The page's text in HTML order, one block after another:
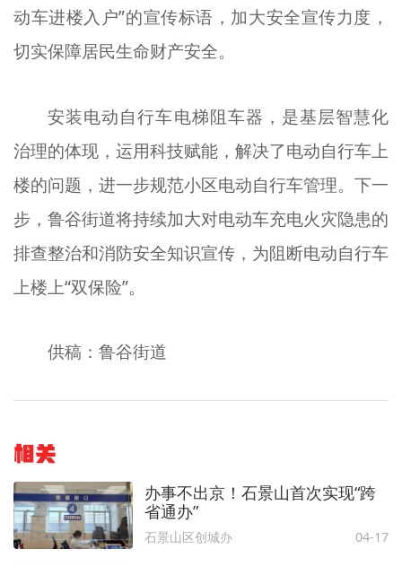
动车进楼入户”的宣传标语，加大安全宣传力度，
切实保障居民生命财产安全。
安装电动自行车电梯阻车器，是基层智慧化
治理的体现，运用科技赋能，解决了电动自行车上
楼的问题，进一步规范小区电动自行车管理。下一
步，鲁谷街道将持续加大对电动车充电火灾隐患的
排查整治和消防安全知识宣传，为阻断电动自行车
上楼上“双保险”。
供稿：鲁谷街道
相关
办事不出京！石景山首次实现“跨
省通办”
石景山区创城办 04-17